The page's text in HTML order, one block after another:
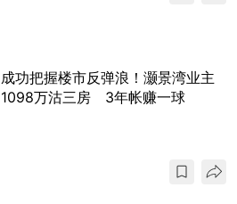
成功把握楼市反弹浪！灏景湾业主
1098万沽三房 3年帐赚一球